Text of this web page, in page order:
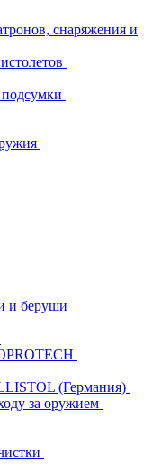
снаряжения и
и беруши
(Германия)
за оружием